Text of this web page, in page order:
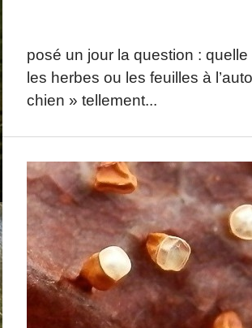
posé un jour la question :
les herbes ou les feuilles à
chien » tellement...